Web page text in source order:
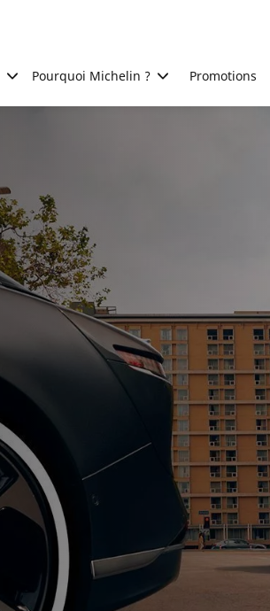
Pourquoi Michelin ? Promotions